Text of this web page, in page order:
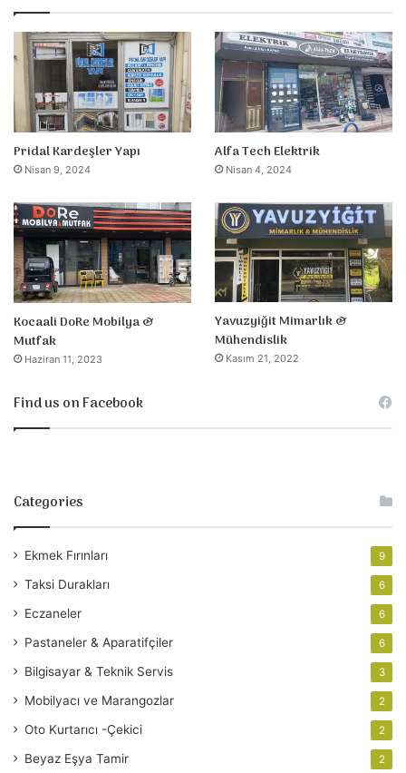
Pridal Kardeşler Yapı
Nisan 9, 2024
Alfa Tech Elektrik
Nisan 4, 2024
Kocaali DoRe Mobilya &
Mutfak
Haziran 11, 2023
Yavuzyiğit Mimarlık &
Mühendislik
Kasım 21, 2022
Find us on Facebook
Categories
Ekmek Fırınları 9
Taksi Durakları 6
Eczaneler 6
Pastaneler & Aparatifçiler 6
Bilgisayar & Teknik Servis 3
Mobilyacı ve Marangozlar 2
Oto Kurtarıcı -Çekici 2
Beyaz Eşya Tamir 2